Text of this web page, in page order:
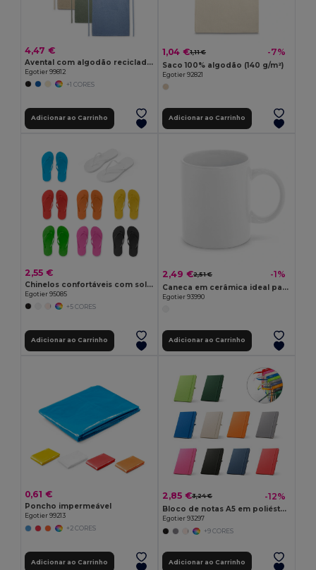
4,47 €
Avental com algodão reciclado (140 g/m²)
Egotier 99812
+1 CORES
Adicionar ao Carrinho
1,04 €1,11 € -7%
Saco 100% algodão (140 g/m²)
Egotier 92821
Adicionar ao Carrinho
2,55 €
Chinelos confortáveis com sola em PE e tira em PVC
Egotier 95085
+5 CORES
Adicionar ao Carrinho
2,49 €2,51 € -1%
Caneca em cerâmica ideal para sublimação 350 mL
Egotier 93990
Adicionar ao Carrinho
0,61 €
Poncho impermeável
Egotier 99213
+2 CORES
Adicionar ao Carrinho
2,85 €3,24 € -12%
Bloco de notas A5 em poliéster reciclado (100% rPET) com folhas pautadas
Egotier 93297
+9 CORES
Adicionar ao Carrinho